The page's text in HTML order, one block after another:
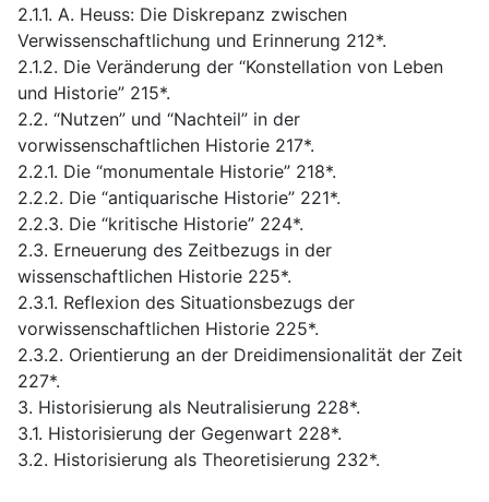
2.1.1. A. Heuss: Die Diskrepanz zwischen
Verwissenschaftlichung und Erinnerung 212*.
2.1.2. Die Veränderung der “Konstellation von Leben
und Historie” 215*.
2.2. “Nutzen” und “Nachteil” in der
vorwissenschaftlichen Historie 217*.
2.2.1. Die “monumentale Historie” 218*.
2.2.2. Die “antiquarische Historie” 221*.
2.2.3. Die “kritische Historie” 224*.
2.3. Erneuerung des Zeitbezugs in der
wissenschaftlichen Historie 225*.
2.3.1. Reflexion des Situationsbezugs der
vorwissenschaftlichen Historie 225*.
2.3.2. Orientierung an der Dreidimensionalität der Zeit
227*.
3. Historisierung als Neutralisierung 228*.
3.1. Historisierung der Gegenwart 228*.
3.2. Historisierung als Theoretisierung 232*.